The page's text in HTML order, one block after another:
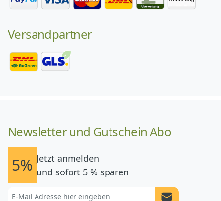
Versandpartner
Newsletter und Gutschein Abo
5% Jetzt anmelden
und sofort 5 % sparen